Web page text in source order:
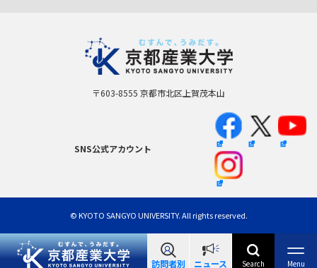
Menu
訪問者別 ニュース Search
〒603-8555 京都市北区上賀茂本山
SNS公式アカウント
© KYOTO SANGYO UNIVERSITY. All rights reserved.